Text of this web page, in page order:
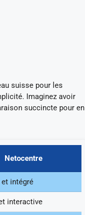
suisse pour les
Imaginez avoir
succincte pour en
Netocentre
intégré
interactive